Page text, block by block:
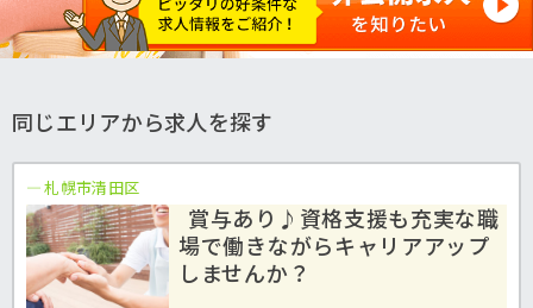
同じエリアから求人を探す
札幌市清田区
賞与あり♪資格支援も充実な職
場で働きながらキャリアアップ
しませんか？